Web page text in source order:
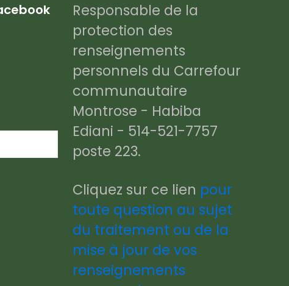
Responsable de la
protection des
renseignements
personnels du Carrefour
communautaire
Montrose - Habiba
Ediani - 514-521-7757
poste 223.
Cliquez sur ce lien pour
toute question au sujet
du traitement ou de la
mise à jour de vos
renseignements